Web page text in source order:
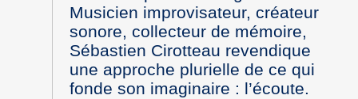
Musicien improvisateur, créateur
sonore, collecteur de mémoire,
Sébastien Cirotteau revendique
une approche plurielle de ce qui
fonde son imaginaire : l’écoute.